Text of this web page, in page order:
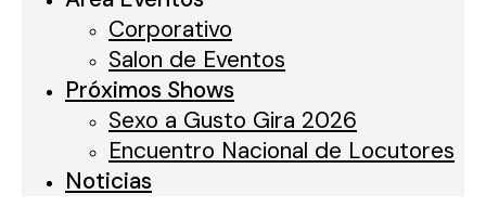
Corporativo
Salon de Eventos
Próximos Shows
Sexo a Gusto Gira 2026
Encuentro Nacional de Locutores
Noticias
Comentarios recientes
El Norte CDenPrimer Encuentro Nacional de
Patín Artístico